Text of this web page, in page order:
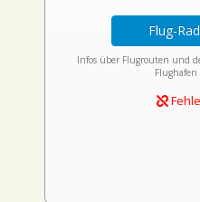
Flug-
Infos über Flugrouten und
Flughafen